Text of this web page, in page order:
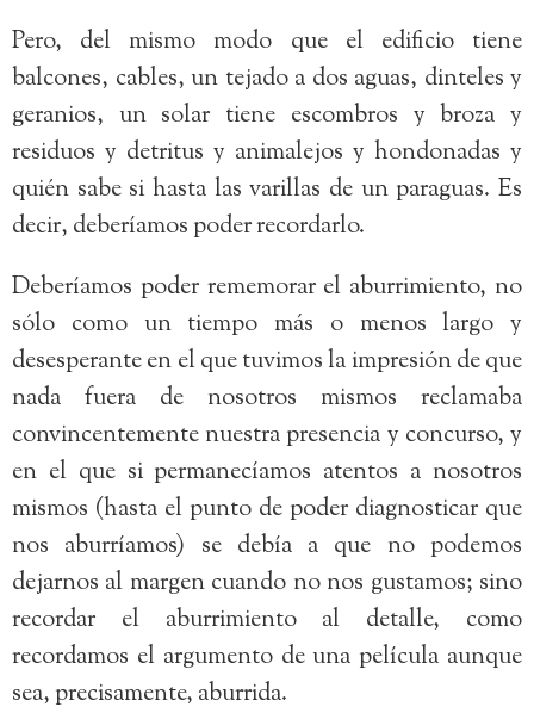
Pero, del mismo modo que el edificio tiene
balcones, cables, un tejado a dos aguas, dinteles y
geranios, un solar tiene escombros y broza y
residuos y detritus y animalejos y hondonadas y
quién sabe si hasta las varillas de un paraguas. Es
decir, deberíamos poder recordarlo.
Deberíamos poder rememorar el aburrimiento, no
sólo como un tiempo más o menos largo y
desesperante en el que tuvimos la impresión de que
nada fuera de nosotros mismos reclamaba
convincentemente nuestra presencia y concurso, y
en el que si permanecíamos atentos a nosotros
mismos (hasta el punto de poder diagnosticar que
nos aburríamos) se debía a que no podemos
dejarnos al margen cuando no nos gustamos; sino
recordar el aburrimiento al detalle, como
recordamos el argumento de una película aunque
sea, precisamente, aburrida.